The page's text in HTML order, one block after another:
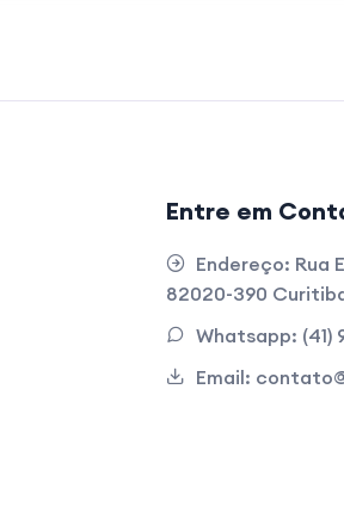
Entre em
Endereço: Rua
82020-390
Whatsapp: (41)
Email: